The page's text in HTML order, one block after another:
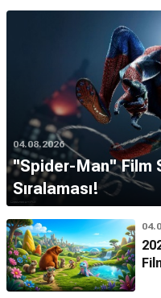
04.08.2026
''Spider-Man'' Film
Sıralaması!